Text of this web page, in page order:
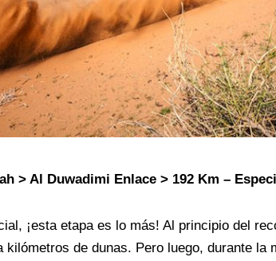
> Al Duwadimi Enlace > 192 Km –
¡esta etapa es lo más! Al principio del
kilómetros de dunas. Pero luego, durante la